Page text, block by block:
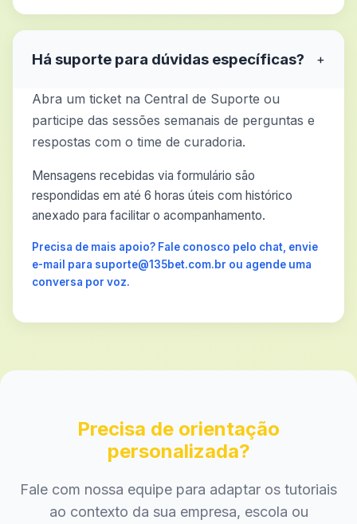
Há suporte para dúvidas específicas? +
Abra um ticket na Central de Suporte ou
participe das sessões semanais de perguntas e
respostas com o time de curadoria.
Mensagens recebidas via formulário são
respondidas em até 6 horas úteis com histórico
anexado para facilitar o acompanhamento.
Precisa de mais apoio? Fale conosco pelo chat, envie
e-mail para suporte@135bet.com.br ou agende uma
conversa por voz.
Precisa de orientação
personalizada?
Fale com nossa equipe para adaptar os tutoriais
ao contexto da sua empresa, escola ou